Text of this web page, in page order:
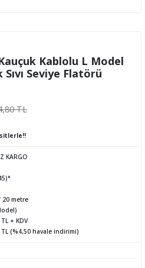
Kablolu L Model
Seviye Flatörü
TL
KARGO
20 metre
+ KDV
TL (%4,50 havale indirimi)